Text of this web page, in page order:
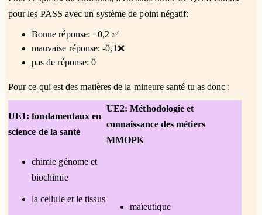
pour les PASS avec un système de point négatif:
Bonne réponse: +0,2 ✅
mauvaise réponse: -0,1❌
pas de réponse: 0
Pour ce qui est des matières de la mineure santé tu as donc :
UE1: fondamentaux en
science de la santé
UE2: Méthodologie et
connaissance des métiers
MMOPK
chimie génome et
biochimie
la cellule et le tissus
maïeutique